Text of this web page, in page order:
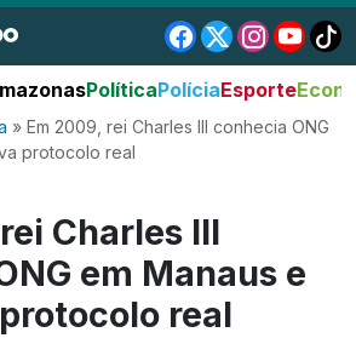
PolíticaPolíciaEsporte
» Em 2009, rei Charles III conhecia ONG
protocolo real
Charles III
em Manaus e
real